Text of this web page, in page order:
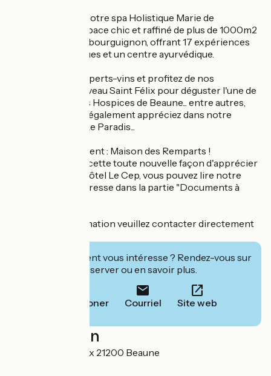
Profitez aussi de notre spa Holistique Marie de
Bourgogne, un espace chic et raffiné de plus de 1000m2
dans le pur esprit bourguignon, offrant 17 expériences
sensorielles uniques et un centre ayurvédique.
Profitez de nos experts-vins et profitez de nos
dégustation au caveau Saint Félix pour déguster l'une de
nos 36 cuvées des Hospices de Beaune... entre autres,
que vous pourrez également appréciez dans notre
Fumoir à cigares Le Paradis...
Nouvel hébergement : Maison des Remparts !
Afin de découvrir cette toute nouvelle façon d'apprécier
l'hospitalité de l'Hôtel Le Cep, vous pouvez lire notre
communiqué de presse dans la partie "Documents à
Pour plus d'information veuillez contacter directement
Cet établissement vous intéresse ? Rendez-vous sur
leur site pour réserver ou en savoir plus.
Téléphoner Courriel Site web
Localisation
25-33, rue Maufoux 21200 Beaune